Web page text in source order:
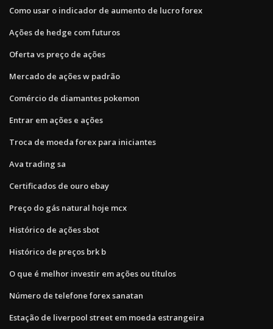
Como usar o indicador de aumento de lucro forex
Ações de hedge com futuros
Oferta vs preço de ações
Mercado de ações w padrão
Comércio de diamantes pokemon
Entrar em ações e ações
Troca de moeda forex para iniciantes
Ava trading sa
Certificados de ouro ebay
Preço do gás natural hoje mcx
Histórico de ações sbot
Histórico de preços brk b
O que é melhor investir em ações ou títulos
Número de telefone forex sanatan
Estação de liverpool street em moeda estrangeira